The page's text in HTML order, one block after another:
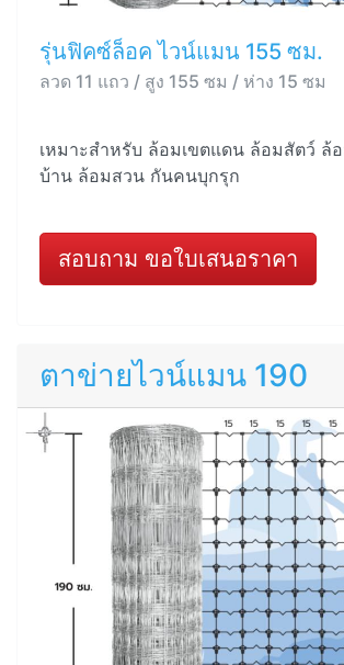
รุ่นฟิคซ์ล็อค ไวน์แมน 155 ซม.
ลวด 11 แถว / สูง 155 ซม / ห่าง 15 ซม
เหมาะสำหรับ ล้อมเขตแดน ล้อมสัตว์ ล้
บ้าน ล้อมสวน กันคนบุกรุก
สอบถาม ขอใบเสนอราคา
ตาข่ายไวน์แมน 190